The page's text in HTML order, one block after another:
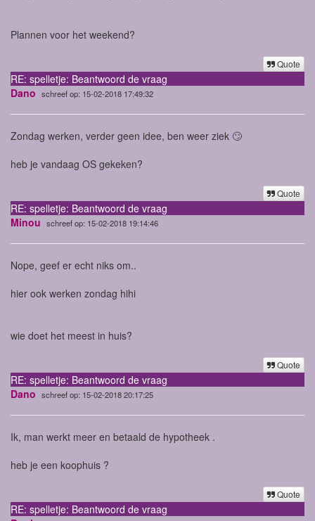
Plannen voor het weekend?
Quote
RE: spelletje: Beantwoord de vraag
Dano schreef op: 15-02-2018 17:49:32
Zondag werken, verder geen idee, ben weer ziek 🙄
heb je vandaag OS gekeken?
Quote
RE: spelletje: Beantwoord de vraag
Minou schreef op: 15-02-2018 19:14:46
Nope, geef er echt niks om..
hier ook werken zondag hihi
wie doet het meest in huis?
Quote
RE: spelletje: Beantwoord de vraag
Dano schreef op: 15-02-2018 20:17:25
Ik, man werkt meer en betaald de hypotheek .
heb je een koophuis ?
Quote
RE: spelletje: Beantwoord de vraag